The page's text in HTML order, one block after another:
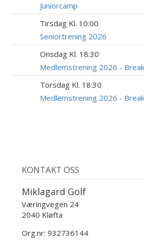
Juniorcamp
Tirsdag Kl. 10:00
Seniortrening 2026
Onsdag Kl. 18:30
Medlemstrening 2026 -
Torsdag Kl. 18:30
Medlemstrening 2026 -
KONTAKT OSS
Miklagard Golf
Væringvegen 24
2040 Kløfta
Org.nr: 932736144